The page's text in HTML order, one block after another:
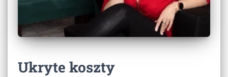
Ukryte koszty